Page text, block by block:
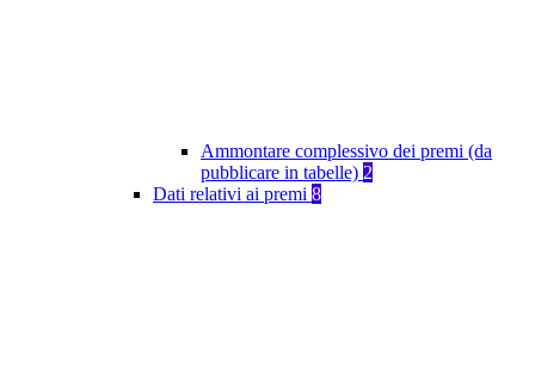
Ammontare complessivo dei premi (da
pubblicare in tabelle) 2
Dati relativi ai premi 8